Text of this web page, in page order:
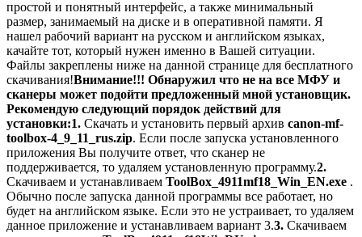
простой и понятный интерфейс, а также минимальный
размер, занимаемый на диске и в оперативной памяти. Я
нашел рабочий вариант на русском и английском языках,
качайте тот, который нужен именно в Вашей ситуации.
Файлы закреплены ниже на данной странице для бесплатного
скачивания!Внимание!!! Обнаружил что не на все МФУ и
сканеры может подойти предложенный мной установщик.
Рекомендую следующий порядок действий для
установки:1. Скачать и установить первый архив canon-mf-
toolbox-4_9_11_rus.zip. Если после запуска установленного
приложения Вы получите ответ, что сканер не
поддерживается, то удаляем установленную программу.2.
Скачиваем и устанавливаем ToolBox_4911mf18_Win_EN.exe .
Обычно после запуска данной программы все работает, но
будет на английском языке. Если это не устраивает, то удаляем
данное приложение и устанавливаем вариант 3.3. Скачиваем